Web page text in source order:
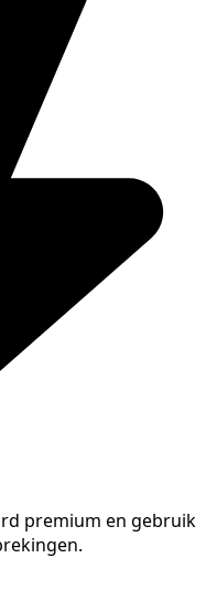
premium en gebruik